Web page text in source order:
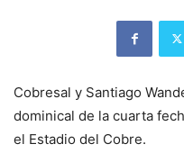
Cobresal y Santiago
dominical de la cuarta
el Estadio del Cobre.